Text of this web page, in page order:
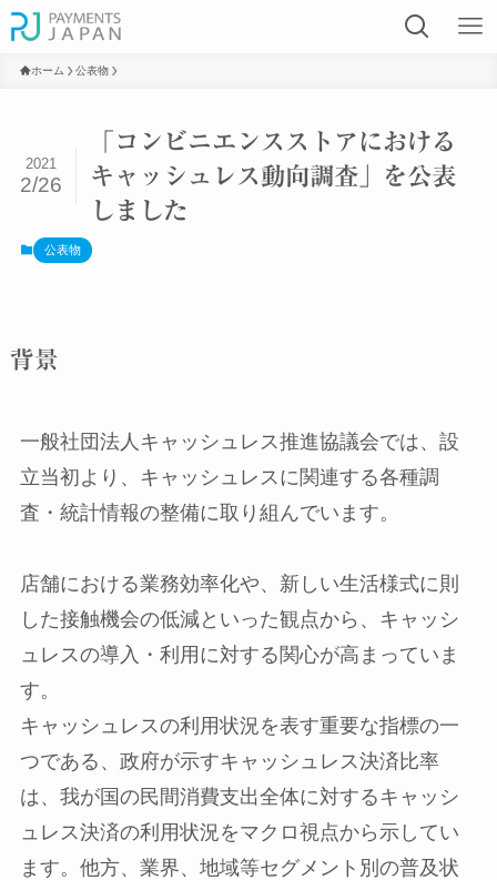
ホーム 公表物
「コンビニエンスストアにおける
キャッシュレス動向調査」を公表
しました
2021
2/26
公表物
背景
一般社団法人キャッシュレス推進協議会では、設
立当初より、キャッシュレスに関連する各種調
査・統計情報の整備に取り組んでいます。
店舗における業務効率化や、新しい生活様式に則
した接触機会の低減といった観点から、キャッシ
ュレスの導入・利用に対する関心が高まっていま
す。
キャッシュレスの利用状況を表す重要な指標の一
つである、政府が示すキャッシュレス決済比率
は、我が国の民間消費支出全体に対するキャッシ
ュレス決済の利用状況をマクロ視点から示してい
ます。他方、業界、地域等セグメント別の普及状